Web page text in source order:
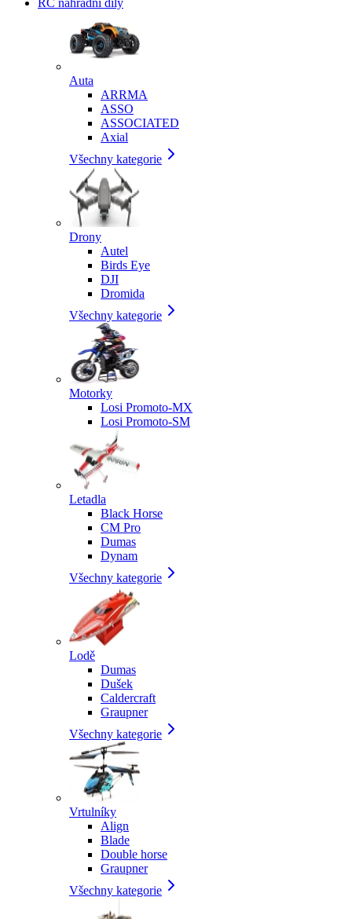
RC náhradní díly
Auta
ARRMA
ASSO
ASSOCIATED
Axial
Všechny kategorie
Drony
Autel
Birds Eye
DJI
Dromida
Všechny kategorie
Motorky
Losi Promoto-MX
Losi Promoto-SM
Letadla
Black Horse
CM Pro
Dumas
Dynam
Všechny kategorie
Lodě
Dumas
Dušek
Caldercraft
Graupner
Všechny kategorie
Vrtulníky
Align
Blade
Double horse
Graupner
Všechny kategorie